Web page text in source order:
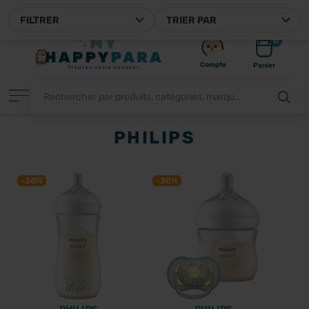
Compte
0
Panier
TRIER PAR
FILTRER
PHILIPS
-30% -30%